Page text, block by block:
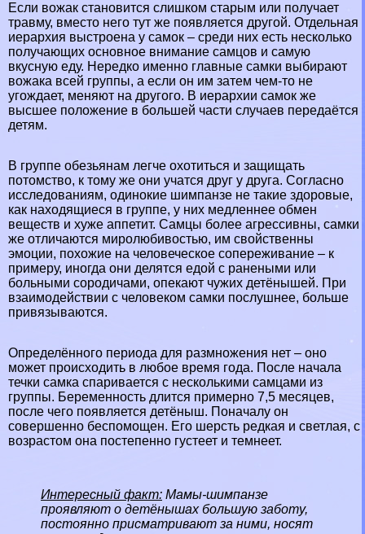
Если вожак становится слишком старым или получает
травму, вместо него тут же появляется другой. Отдельная
иерархия выстроена у самок – среди них есть несколько
получающих основное внимание самцов и самую
вкусную еду. Нередко именно главные самки выбирают
вожака всей группы, а если он им затем чем-то не
угождает, меняют на другого. В иерархии самок же
высшее положение в большей части случаев передаётся
детям.
В группе обезьянам легче охотиться и защищать
потомство, к тому же они учатся друг у друга. Согласно
исследованиям, одинокие шимпанзе не такие здоровые,
как находящиеся в группе, у них медленнее обмен
веществ и хуже аппетит. Самцы более агрессивны, самки
же отличаются миролюбивостью, им свойственны
эмоции, похожие на человеческое сопереживание – к
примеру, иногда они делятся едой с ранеными или
больными сородичами, опекают чужих детёнышей. При
взаимодействии с человеком самки послушнее, больше
привязываются.
Определённого периода для размножения нет – оно
может происходить в любое время года. После начала
течки самка спаривается с несколькими самцами из
группы. Беременность длится примерно 7,5 месяцев,
после чего появляется детёныш. Поначалу он
совершенно беспомощен. Его шерсть редкая и светлая, с
возрастом она постепенно густеет и темнеет.
Интересный факт: Мамы-шимпанзе
проявляют о детёнышах большую заботу,
постоянно присматривают за ними, носят